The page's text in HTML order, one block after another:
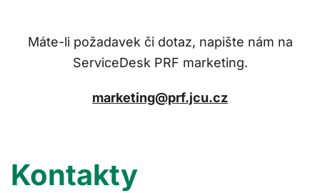
Máte-li požadavek či dotaz, napište nám na
ServiceDesk PRF marketing.
marketing@prf.jcu.cz
Kontakty